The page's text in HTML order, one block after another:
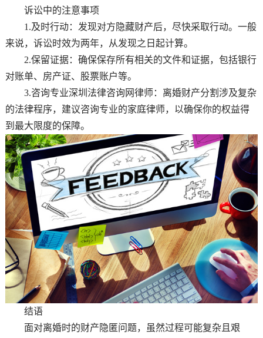
诉讼中的注意事项
1.及时行动：发现对方隐藏财产后，尽快采取行动。一般
来说，诉讼时效为两年，从发现之日起计算。
2.保留证据：确保保存所有相关的文件和证据，包括银行
对账单、房产证、股票账户等。
3.咨询专业深圳法律咨询网律师：离婚财产分割涉及复杂
的法律程序，建议咨询专业的家庭律师，以确保你的权益得
到最大限度的保障。
结语
面对离婚时的财产隐匿问题，虽然过程可能复杂且艰